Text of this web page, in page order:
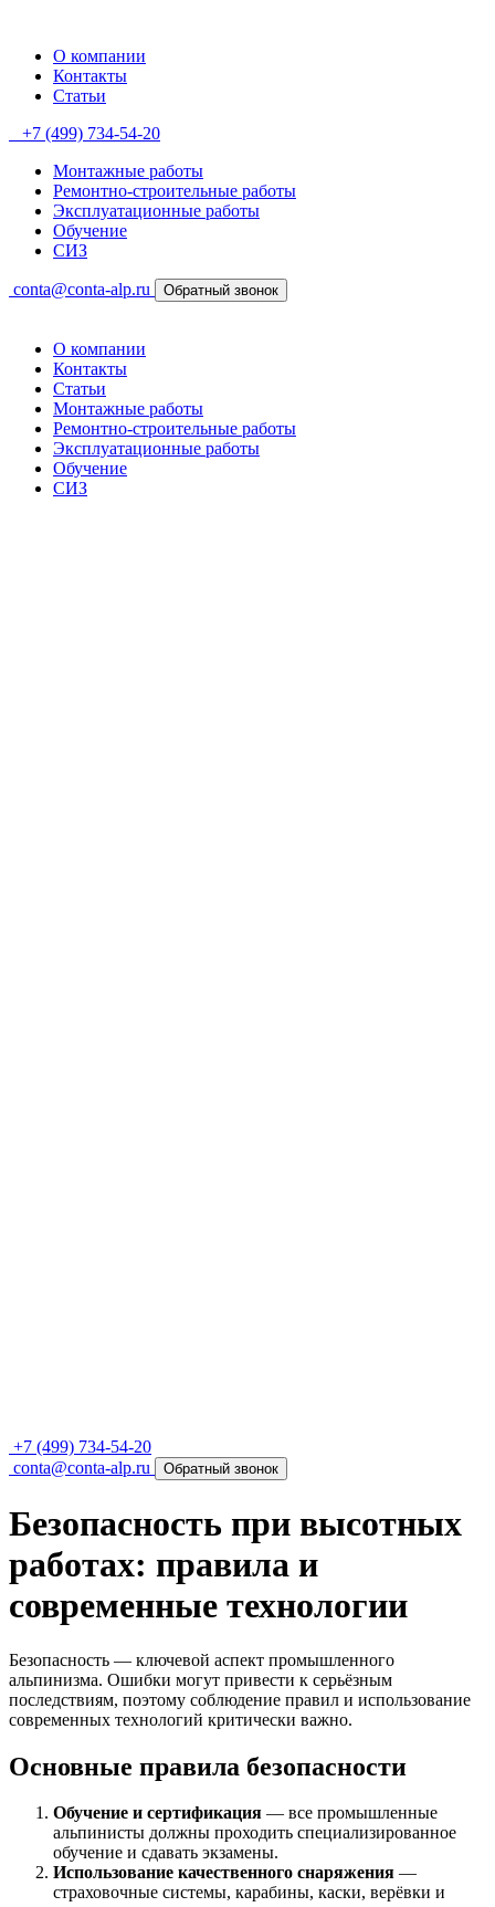
О компании
Контакты
Статьи
+7 (499) 734-54-20
Монтажные работы
Ремонтно-строительные работы
Эксплуатационные работы
Обучение
СИЗ
conta@conta-alp.ru Обратный звонок
О компании
Контакты
Статьи
Монтажные работы
Ремонтно-строительные работы
Эксплуатационные работы
Обучение
СИЗ
+7 (499) 734-54-20
conta@conta-alp.ru
Обратный звонок
Безопасность при высотных
работах: правила и
современные технологии
Безопасность — ключевой аспект промышленного
альпинизма. Ошибки могут привести к серьёзным
последствиям, поэтому соблюдение правил и использование
современных технологий критически важно.
Основные правила безопасности
Обучение и сертификация — все промышленные
альпинисты должны проходить специализированное
обучение и сдавать экзамены.
Использование качественного снаряжения —
страховочные системы, карабины, каски, верёвки и